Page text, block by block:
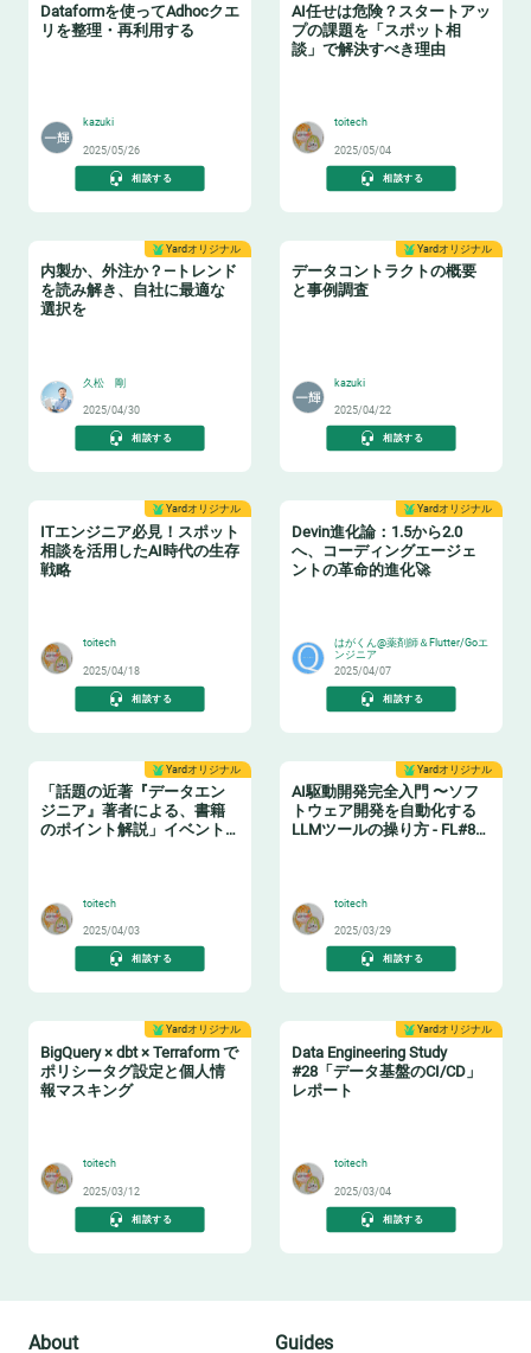
Dataformを使ってAdhocクエ
リを整理・再利用する
kazuki
2025/05/26
相談する
AI任せは危険？スタートアッ
プの課題を「スポット相
談」で解決すべき理由
toitech
2025/05/04
相談する
Yardオリジナル
内製か、外注か？—トレンド
を読み解き、自社に最適な
選択を
久松 剛
2025/04/30
相談する
Yardオリジナル
データコントラクトの概要
と事例調査
kazuki
2025/04/22
相談する
Yardオリジナル
ITエンジニア必見！スポット
相談を活用したAI時代の生存
戦略
toitech
2025/04/18
相談する
Yardオリジナル
Devin進化論：1.5から2.0
へ、コーディングエージェ
ントの革命的進化🚀
はがくん@薬剤師＆Flutter/Goエ
ンジニア
2025/04/07
相談する
Yardオリジナル
「話題の近著『データエン
ジニア』著者による、書籍
のポイント解説」イベント
toitech
2025/04/03
相談する
Yardオリジナル
AI駆動開発完全入門 〜ソフ
トウェア開発を自動化する
LLMツールの操り方 - FL#87
toitech
2025/03/29
相談する
Yardオリジナル
BigQuery × dbt × Terraform で
ポリシータグ設定と個人情
報マスキング
toitech
2025/03/12
相談する
Yardオリジナル
Data Engineering Study
#28「データ基盤のCI/CD」
レポート
toitech
2025/03/04
相談する
About Guides